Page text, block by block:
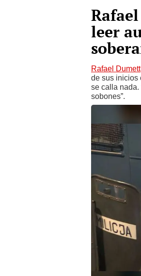
leer
Rafael Dumett
de sus inicios
se calla
sobones”.